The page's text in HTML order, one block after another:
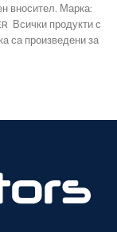
вносител. Марка:
Всички продукти с
са произведени за